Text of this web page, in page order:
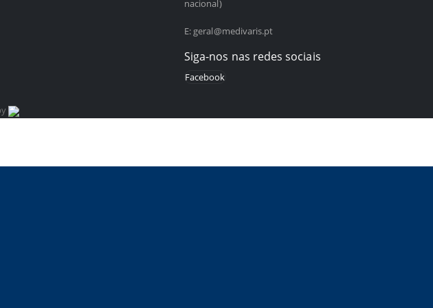
nacional)
E: geral@medivaris.pt
Siga-nos nas redes sociais
Facebook